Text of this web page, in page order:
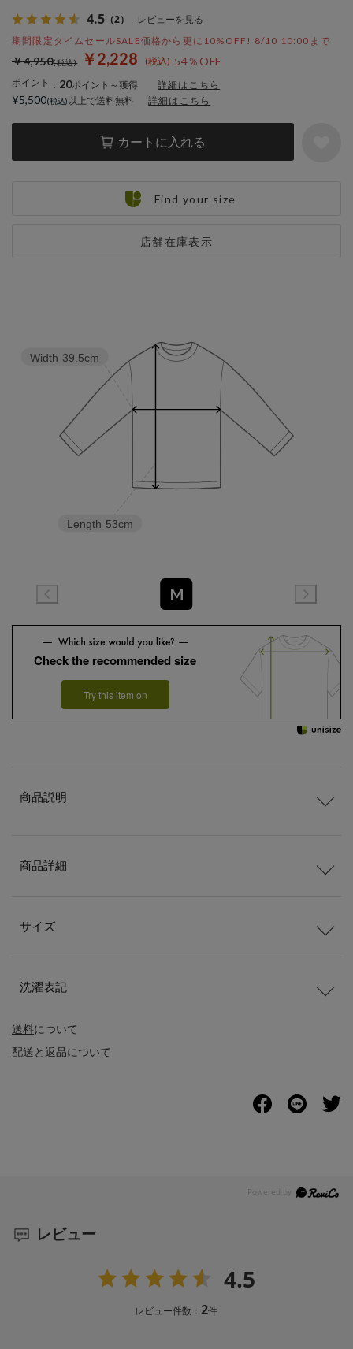
4.5 （2） レビューを見る
期間限定タイムセールSALE価格から更に10%OFF! 8/10 10:00まで
￥2,228 54％OFF
￥4,950
ポイント ： 20ポイント～獲得 詳細はこちら
カートに入れる
店舗在庫表示
¥5,500 以上で送料無料 詳細はこちら
Find your size
Length 53cm
Width 39.5cm
M
Check the recommended size
Try this item on
送料について
配送と返品について
商品説明
商品詳細
サイズ
洗濯表記
レビュー
4.5
レビュー件数：2件